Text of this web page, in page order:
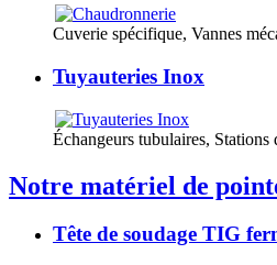
Cuverie spécifique, Vannes
Tuyauteries Inox
Échangeurs tubulaires, Stations
Notre matériel de
Tête de soudage TIG